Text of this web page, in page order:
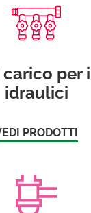
per
idraulici
PRODOTTI